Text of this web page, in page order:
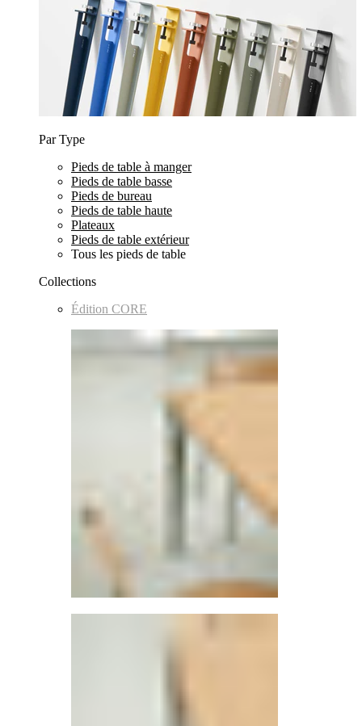
Par Type
Pieds de table à manger
Pieds de table basse
Pieds de bureau
Pieds de table haute
Plateaux
Pieds de table extérieur
Tous les pieds de table
Collections
Édition CORE